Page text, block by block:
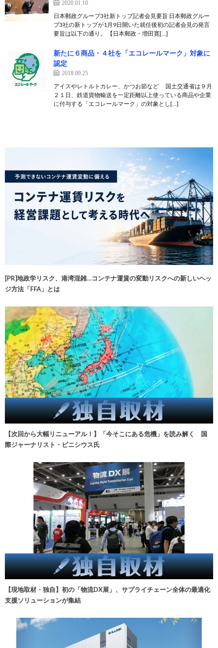
2020.01.10
日本郵政グループ3社新トップ記者会見要旨 日本郵政グルー
プ3社の新トップが1月9日開いた就任後初の記者会見の発言
要旨は以下の通り。 【日本郵政・増田寛[…]
新たに６商品・４社を「エコレールマーク」対象に
認定
2018.09.25
アイスやレトルトカレー、かつお節など 国土交通省は９月
２１日、鉄道貨物輸送を一定距離以上使っている商品や企業
に付与する「エコレールマーク」の対象とし[…]
[PR]地政学リスク、港湾混雑…コンテナ運賃の変動リスクへの新しいヘッ
ジ方法「FFA」とは
【次回から大幅リニューアル！】「今そこにある危機」を読み解く 国
際ジャーナリスト・ビニシウス氏
【現地取材・独自】初の「物流DX展」、サプライチェーン全体の最適化
支援ソリューションが集結